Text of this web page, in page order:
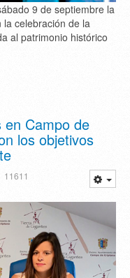
9 de septiembre la
celebración de la
al patrimonio histórico
en Campo de
los objetivos
11611